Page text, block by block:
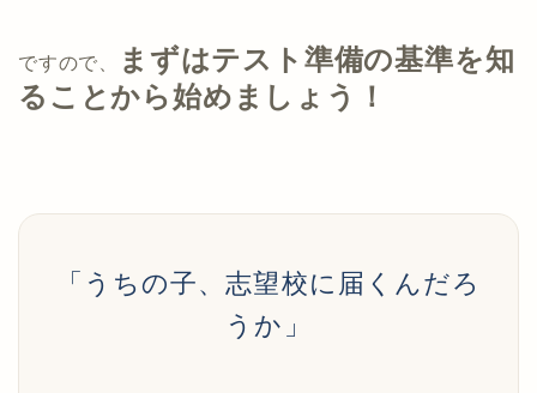
ですので、
まずはテスト準備の基準を知
ることから始めましょう！
「うちの子、志望校に届くんだろ
うか」